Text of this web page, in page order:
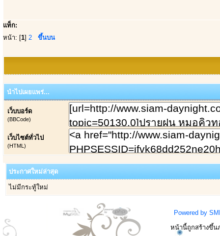
แท็ก:
หน้า: [1] 2 ขึ้นบน
นำไปเผยแพร่...
เว็บบอร์ด
(BBCode)
เว็บไซต์ทั่วไป
(HTML)
ประกาศใหม่ล่าสุด
ไม่มีกระทู้ใหม่
Powered by
หน้านี้ถูกสร้างขึ้น